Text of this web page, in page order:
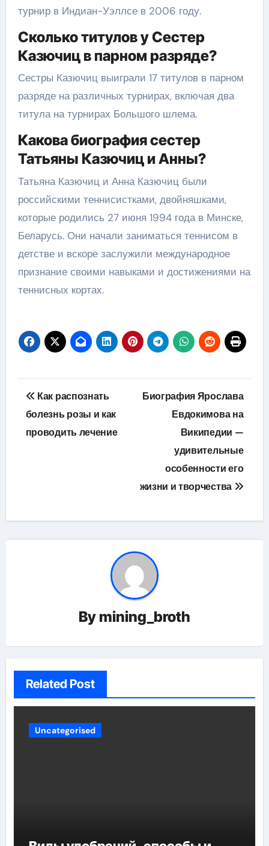
турнир в Индиан-Уэллсе в 2006 году.
Сколько титулов у Сестер
Казючиц в парном разряде?
Сестры Казючиц выиграли 17 титулов в парном
разряде на различных турнирах, включая два
титула на турнирах Большого шлема.
Какова биография сестер
Татьяны Казючиц и Анны?
Татьяна Казючиц и Анна Казючиц были
российскими теннисистками, двойняшками,
которые родились 27 июня 1994 года в Минске,
Беларусь. Они начали заниматься теннисом в
детстве и вскоре заслужили международное
признание своими навыками и достижениями на
теннисных кортах.
Навигация
по
записям
Как распознать
болезнь розы и как
проводить лечение
Биография Ярослава
Евдокимова на
Википедии —
удивительные
особенности его
жизни и творчества
By mining_broth
Related Post
Uncategorised